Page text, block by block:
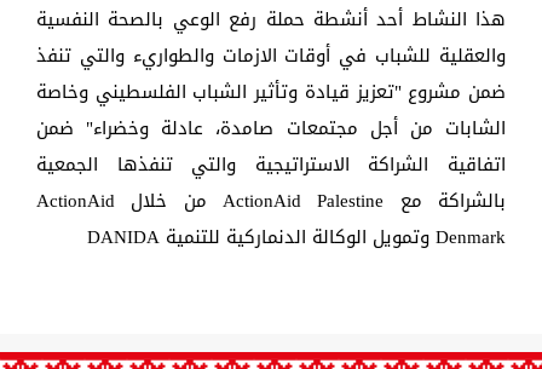
هذا النشاط أحد أنشطة حملة رفع الوعي بالصحة النفسية
والعقلية للشباب في أوقات الازمات والطواريء والتي تنفذ
ضمن مشروع "تعزيز قيادة وتأثير الشباب الفلسطيني وخاصة
الشابات من أجل مجتمعات صامدة، عادلة وخضراء" ضمن
اتفاقية الشراكة الاستراتيجية والتي تنفذها الجمعية
بالشراكة مع ActionAid Palestine
من خلال ActionAid
Denmark وتمويل الوكالة الدنماركية للتنمية DANIDA